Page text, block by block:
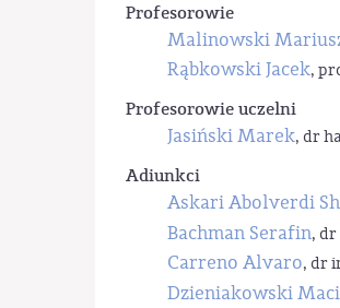
Profesorowie
Malinowski
Rąbkowski Jacek,
Profesorowie uczelni
Jasiński Marek, dr
Adiunkci
Askari Abolverdi
Bachman Serafin, dr
Carreno Alvaro, dr
Dzieniakowski